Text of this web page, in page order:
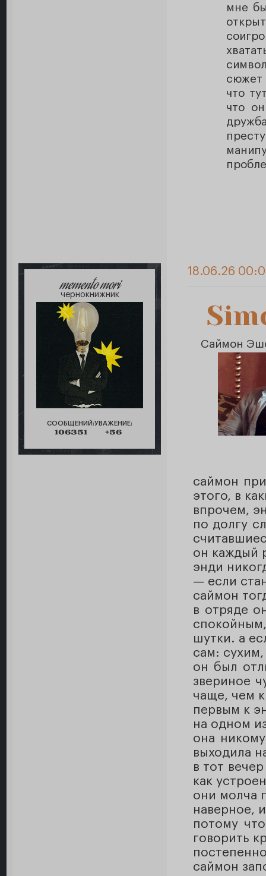
мне
сюжет
что
что
memento mori
чернокнижник
СООБЩЕНИЙ:
106351
УВАЖЕНИЕ:
+56
18.06.26
Саймон
саймон
этого, в
впрочем,
по долгу
он каждый
энди
— если
саймон
в отряде
шутки. а
сам:
он был
звериное
чаще, чем
первым к
на одном
она
выходила
в тот
как
они молча
наверное,
потому
говорить
саймон